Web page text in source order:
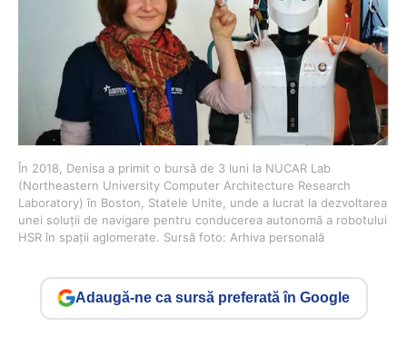
În 2018, Denisa a primit o bursă de 3 luni la NUCAR Lab
(Northeastern University Computer Architecture Research
Laboratory) în Boston, Statele Unite, unde a lucrat la dezvoltarea
unei soluții de navigare pentru conducerea autonomă a robotului
HSR în spații aglomerate. Sursă foto: Arhiva personală
Adaugă-ne ca sursă preferată în Google